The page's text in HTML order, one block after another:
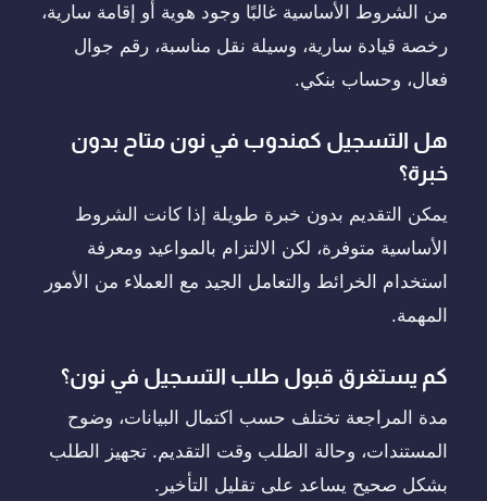
من الشروط الأساسية غالبًا وجود هوية أو إقامة سارية،
رخصة قيادة سارية، وسيلة نقل مناسبة، رقم جوال
فعال، وحساب بنكي.
هل التسجيل كمندوب في نون متاح بدون
خبرة؟
يمكن التقديم بدون خبرة طويلة إذا كانت الشروط
الأساسية متوفرة، لكن الالتزام بالمواعيد ومعرفة
استخدام الخرائط والتعامل الجيد مع العملاء من الأمور
المهمة.
كم يستغرق قبول طلب التسجيل في نون؟
مدة المراجعة تختلف حسب اكتمال البيانات، وضوح
المستندات، وحالة الطلب وقت التقديم. تجهيز الطلب
بشكل صحيح يساعد على تقليل التأخير.